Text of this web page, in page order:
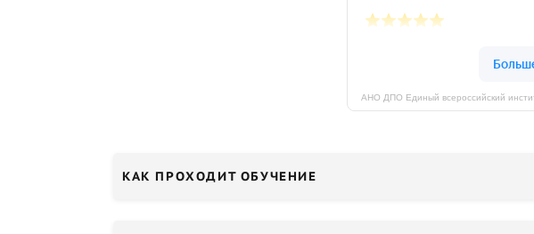
КАК ПРОХОДИТ ОБУЧЕНИЕ